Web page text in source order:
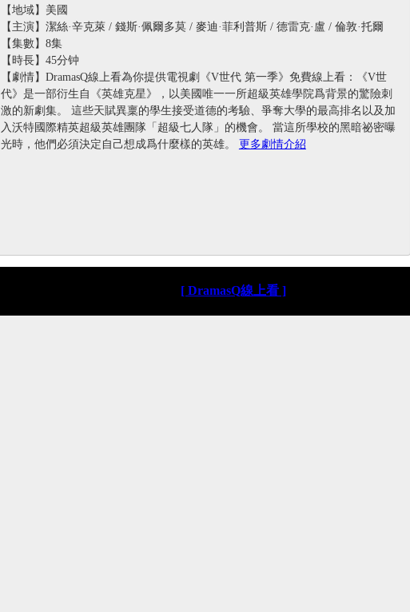
【地域】美國
【主演】潔絲·辛克萊 / 錢斯·佩爾多莫 / 麥迪·菲利普斯 / 德雷克·盧 / 倫敦·托爾
【集數】8集
【時長】45分钟
【劇情】DramasQ線上看為你提供電視劇《V世代 第一季》免費線上看：《V世
代》是一部衍生自《英雄克星》，以美國唯一一所超級英雄學院爲背景的驚險刺
激的新劇集。 這些天賦異稟的學生接受道德的考驗、爭奪大學的最高排名以及加
入沃特國際精英超級英雄團隊「超級七人隊」的機會。 當這所學校的黑暗祕密曝
光時，他們必須決定自己想成爲什麼樣的英雄。 更多劇情介紹
[ DramasQ線上看 ]